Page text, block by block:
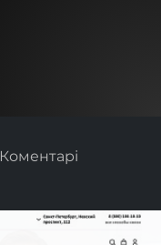
Коментарі